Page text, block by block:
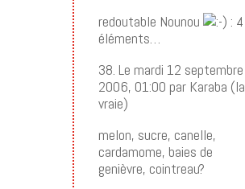
redoutable Nounou
: 4
éléments…
38. Le mardi 12 septembre
2006, 01:00 par Karaba (la
vraie)
melon, sucre, canelle,
cardamome, baies de
genièvre, cointreau?